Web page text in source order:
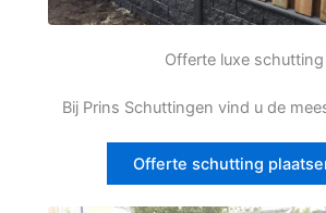
Offerte luxe schutting
Bij Prins Schuttingen vind u de
Offerte schutting